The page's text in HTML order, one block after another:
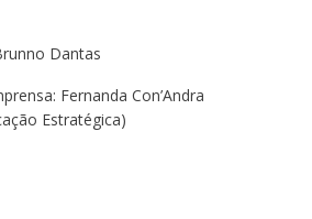
Dantas
Fernanda Con’Andra
Estratégica)